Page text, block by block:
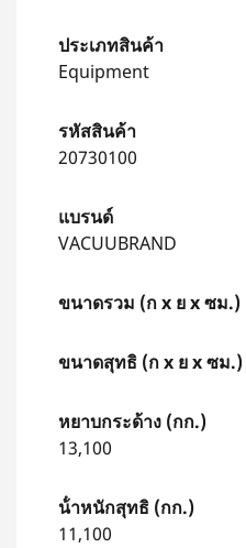
ประเภทสินค้า
Equipment
รหัสสินค้า
20730100
แบรนด์
VACUUBRAND
ขนาดรวม (ก x ย x ซม.)
ขนาดสุทธิ (ก x ย x ซม.)
หยาบกระด้าง (กก.)
13,100
น้ําหนักสุทธิ (กก.)
11,100